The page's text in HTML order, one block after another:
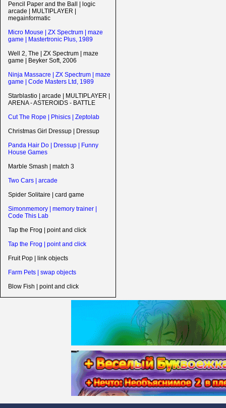
Pencil Paper and the Ball | logic
arcade | MULTIPLAYER |
megainformatic
Micro Mouse | ZX Spectrum | maze
game | Mastertronic Plus, 1989
Well 2, The | ZX Spectrum | maze
game | Beyker Soft, 2006
Ninja Massacre | ZX Spectrum | maze
game | Code Masters Ltd, 1989
Starblastio | arcade | MULTIPLAYER |
ARENA - ASTEROIDS - BATTLE
Cut The Rope | Phisics | Zeptolab
Christmas Girl Dressup | Dressup
Panda Hair Do | Dressup | Funny
House Games
Marble Smash | match 3
Two Cars | arcade
Spider Solitaire | card game
Simonmemory | memory trainer |
Code This Lab
Tap the Frog | point and click
Tap the Frog | point and click
Fruit Pop | link objects
Farm Pets | swap objects
Blow Fish | point and click